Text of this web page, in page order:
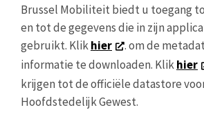
Brussel Mobiliteit biedt u toegang
en tot de gegevens die in zijn
gebruikt. Klikhier
. om de
informatie te downloaden. Klikhier
krijgen tot de officiële datastore
Hoofdstedelijk Gewest.